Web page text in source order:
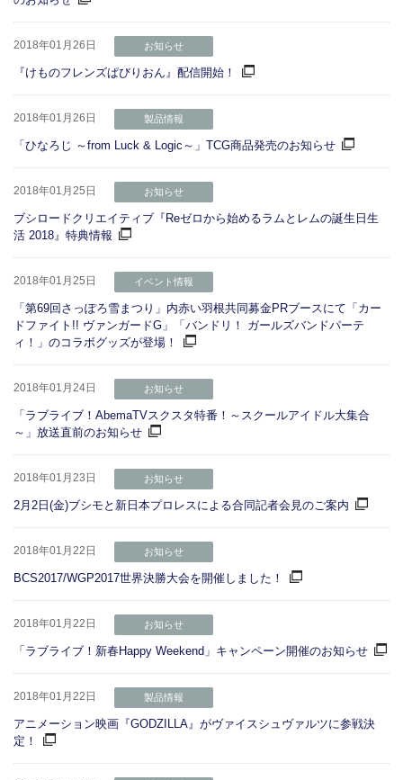
2018年01月26日 お知らせ
『けものフレンズぱびりおん』配信開始！
2018年01月26日 製品情報
「ひなろじ ～from Luck & Logic～」TCG商品発売のお知らせ
2018年01月25日 お知らせ
ブシロードクリエイティブ『Reゼロから始めるラムとレムの誕生日生
活 2018』特典情報
2018年01月25日 イベント情報
「第69回さっぽろ雪まつり」内赤い羽根共同募金PRブースにて「カー
ドファイト!! ヴァンガードG」「バンドリ！ ガールズバンドパーテ
ィ！」のコラボグッズが登場！
2018年01月24日 お知らせ
「ラブライブ！AbemaTVスクスタ特番！～スクールアイドル大集合
～」放送直前のお知らせ
2018年01月23日 お知らせ
2月2日(金)ブシモと新日本プロレスによる合同記者会見のご案内
2018年01月22日 お知らせ
BCS2017/WGP2017世界決勝大会を開催しました！
2018年01月22日 お知らせ
「ラブライブ！新春Happy Weekend」キャンペーン開催のお知らせ
2018年01月22日 製品情報
アニメーション映画『GODZILLA』がヴァイスシュヴァルツに参戦決
定！